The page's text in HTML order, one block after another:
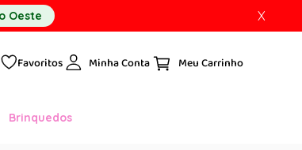
Oeste X
Favoritos Minha Conta
Brinquedos